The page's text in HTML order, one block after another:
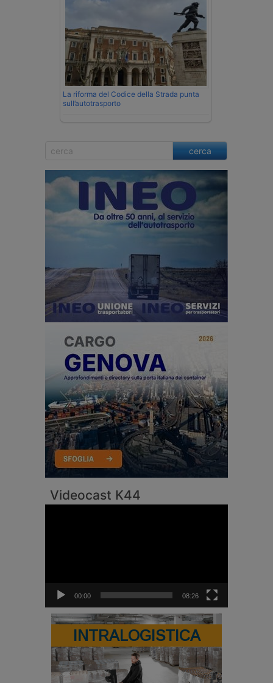
La riforma del Codice della Strada punta
sull’autotrasporto
cerca
Videocast K44
00:00 08:26
INTRALOGISTICA